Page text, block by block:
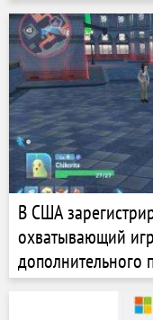
В США
охватывающий
дополнительного